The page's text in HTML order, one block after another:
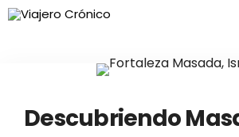
Saltar
Descubriendo